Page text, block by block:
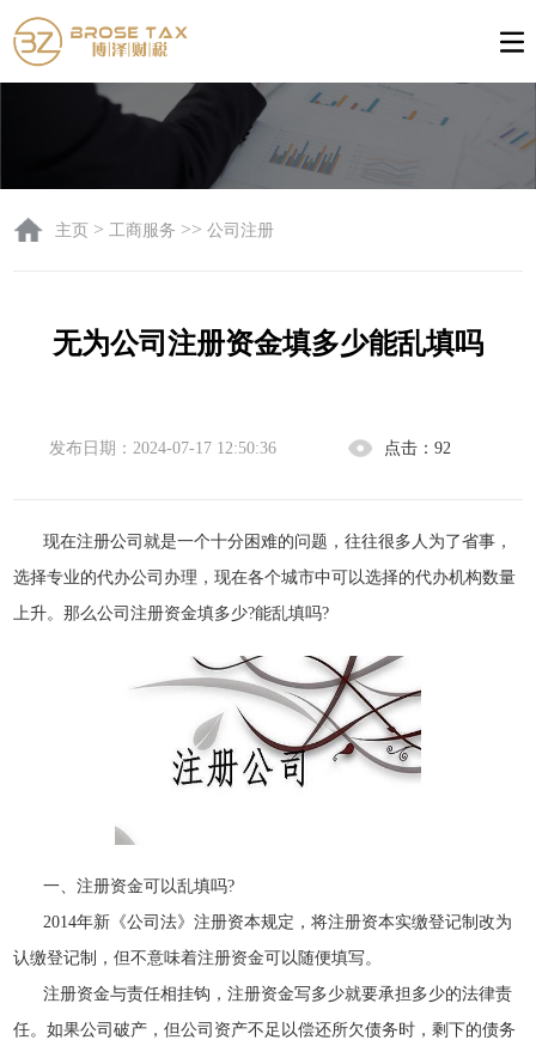
主页 > 工商服务 >>公司注册
无为公司注册资金填多少能乱填吗
发布日期：2024-07-17 12:50:36 点击： 92
现在注册公司就是一个十分困难的问题，往往很多人为了省事，
选择专业的代办公司办理，现在各个城市中可以选择的代办机构数量
上升。那么公司注册资金填多少?能乱填吗?
一、注册资金可以乱填吗?
2014年新《公司法》注册资本规定，将注册资本实缴登记制改为
认缴登记制，但不意味着注册资金可以随便填写。
注册资金与责任相挂钩，注册资金写多少就要承担多少的法律责
任。如果公司破产，但公司资产不足以偿还所欠债务时，剩下的债务